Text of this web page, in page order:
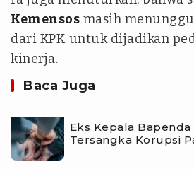
Kemensos masih
dari KPK untuk dijadikan
kinerja.
Baca Juga
Eks Kepala
Tersangka Korupsi